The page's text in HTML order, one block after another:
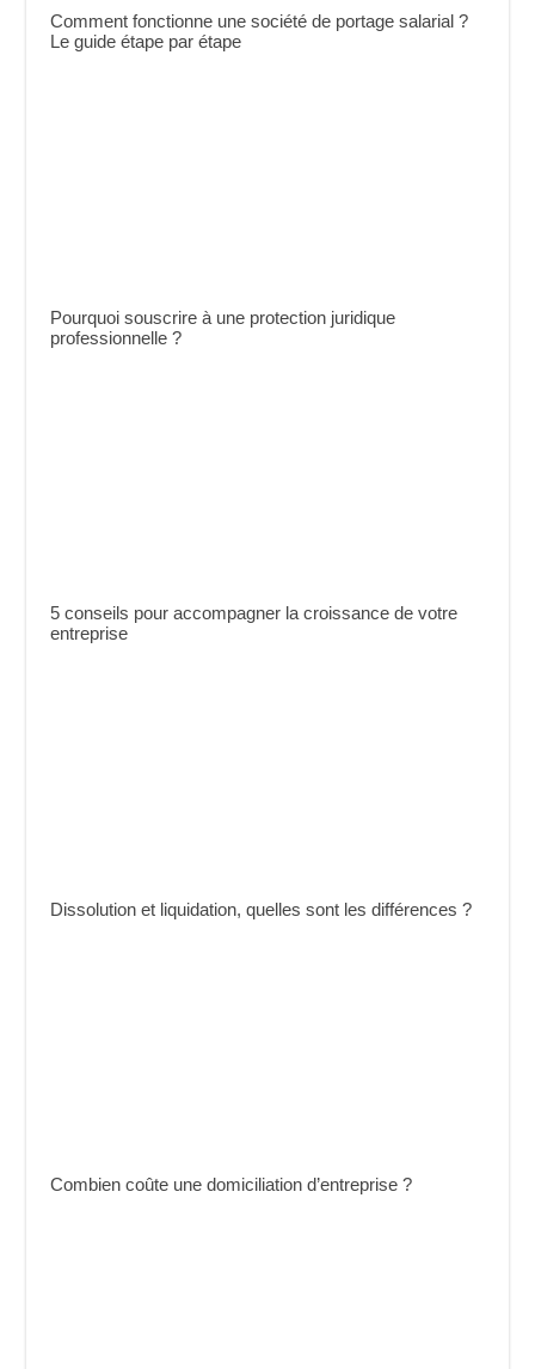
Comment fonctionne une société de portage salarial ?
Le guide étape par étape
Pourquoi souscrire à une protection juridique
professionnelle ?
5 conseils pour accompagner la croissance de votre
entreprise
Dissolution et liquidation, quelles sont les différences ?
Combien coûte une domiciliation d’entreprise ?